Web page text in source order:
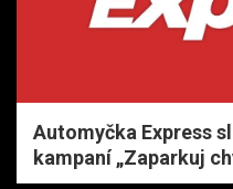
Automyčka Express
kampaní „Zaparkuj